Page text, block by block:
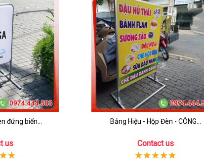
đứng biến...
us
Bảng Hiệu - Hộp Đèn - CÔNG...
Contact us